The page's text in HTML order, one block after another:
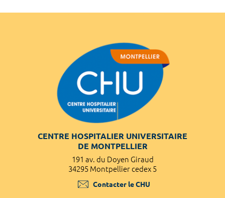
CENTRE HOSPITALIER UNIVERSITAIRE
DE MONTPELLIER
191 av. du Doyen Giraud
34295 Montpellier cedex 5
Contacter le CHU